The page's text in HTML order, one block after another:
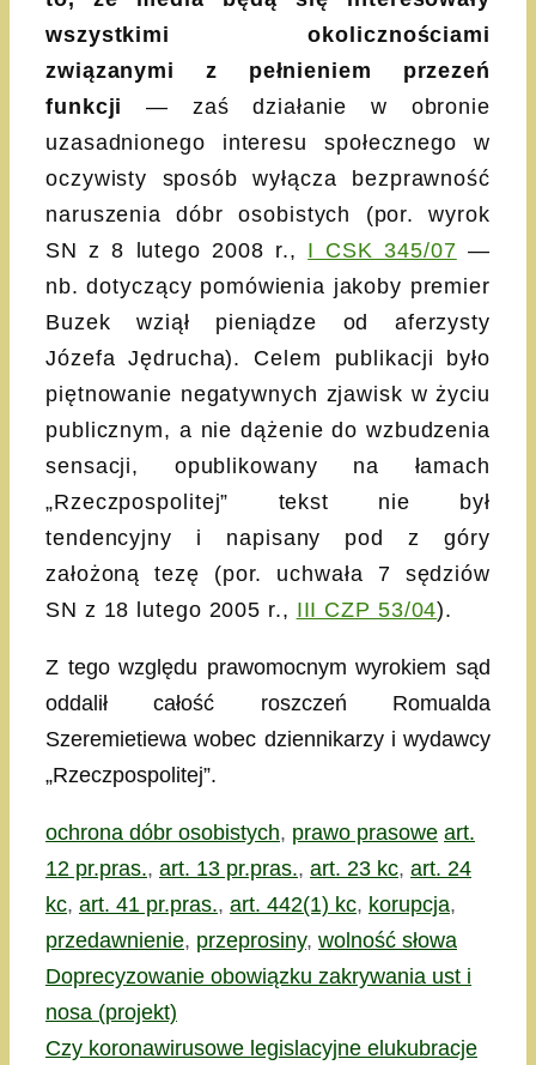
wszystkimi okolicznościami
związanymi z pełnieniem przezeń
funkcji
— zaś działanie w obronie
uzasadnionego interesu społecznego w
oczywisty sposób wyłącza bezprawność
naruszenia dóbr osobistych (por. wyrok
SN z 8 lutego 2008 r., I CSK 345/07 —
nb. dotyczący pomówienia jakoby premier
Buzek wziął pieniądze od aferzysty
Józefa Jędrucha). Celem publikacji było
piętnowanie negatywnych zjawisk w życiu
publicznym, a nie dążenie do wzbudzenia
sensacji, opublikowany na łamach
„Rzeczpospolitej” tekst nie był
tendencyjny i napisany pod z góry
założoną tezę (por. uchwała 7 sędziów
SN z 18 lutego 2005 r., III CZP 53/04).
Z tego względu prawomocnym wyrokiem sąd
oddalił całość roszczeń Romualda
Szeremietiewa wobec dziennikarzy i wydawcy
„Rzeczpospolitej”.
Kategorie
ochrona dóbr osobistych, prawo prasowe Tagi
art.
12 pr.pras., art. 13 pr.pras., art. 23 kc, art. 24
kc, art. 41 pr.pras., art. 442(1) kc, korupcja,
przedawnienie, przeprosiny, wolność słowa
Doprecyzowanie obowiązku zakrywania ust i
nosa (projekt)
Czy koronawirusowe legislacyjne elukubracje